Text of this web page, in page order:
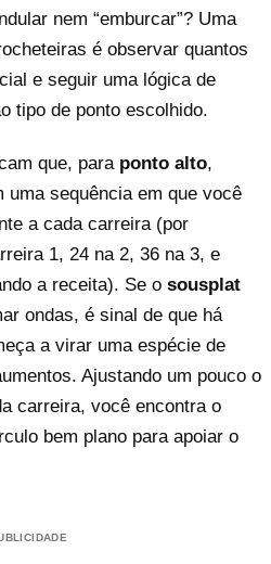
nem “emburcar”? Uma
é observar quantos
e seguir uma lógica de
tipo de ponto escolhido.
que, para ponto alto,
sequência em que você
a cada carreira (por
1, 24 na 2, 36 na 3, e
a receita). Se o sousplat
ondas, é sinal de que há
a virar uma espécie de
Ajustando um pouco o
carreira, você encontra o
bem plano para apoiar o